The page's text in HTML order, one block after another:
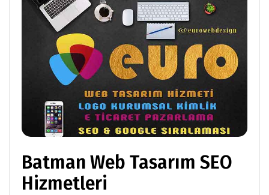
Batman Web Tasarım SEO
Hizmetleri